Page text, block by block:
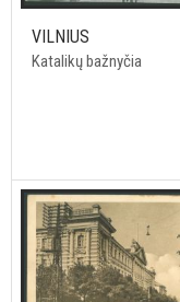
VILNIUS
Katalikų bažnyčia